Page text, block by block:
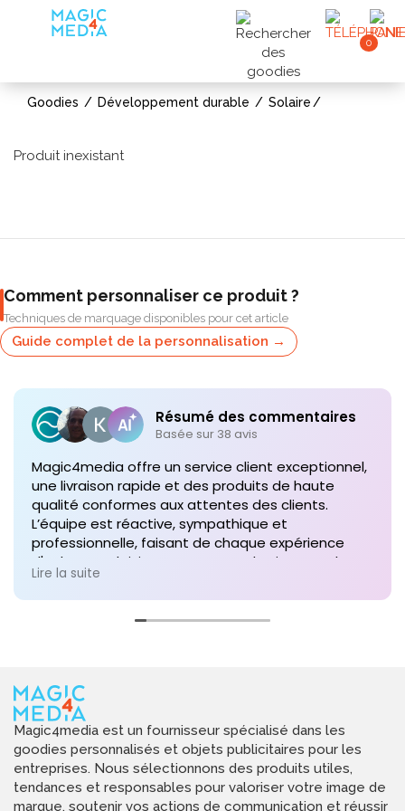
0
Goodies Développement durable Solaire
Produit inexistant
Comment personnaliser ce produit ?
Techniques de marquage disponibles pour cet article
Guide complet de la personnalisation →
Résumé des commentaires
Basée sur 38 avis
Magic4media offre un service client exceptionnel,
une livraison rapide et des produits de haute
qualité conformes aux attentes des clients.
L’équipe est réactive, sympathique et
professionnelle, faisant de chaque expérience
d'achat un plaisir. Je recommande vivement leurs
services pour toute commande future de produits
personnalisés !
Lire la suite
Magic4media est un fournisseur spécialisé dans les
goodies personnalisés et objets publicitaires pour les
entreprises. Nous sélectionnons des produits utiles,
tendances et responsables pour valoriser votre image de
marque, soutenir vos actions de communication et réussir